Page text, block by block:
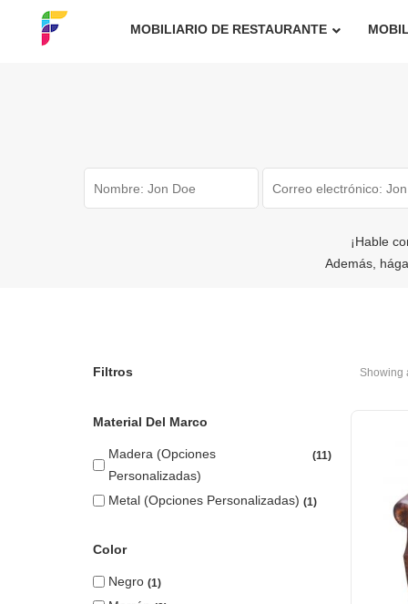
MOBILIARIO DE RESTAURANTE
¡Hable
Además,
Filtros
Material Del Marco
Madera (opciones
Personalizadas)
11
Metal (opciones Personalizadas) 1
Color
Negro 1
Showing